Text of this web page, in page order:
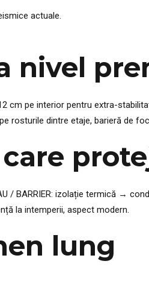
actuale.
nivel
cm pe interior pentru extra-
rosturile dintre etaje, barieră de
/ BARRIER: izolație termică →
la intemperii, aspect modern.
lung